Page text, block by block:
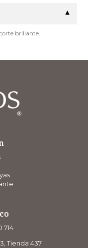
brillante.
714
Tienda 437